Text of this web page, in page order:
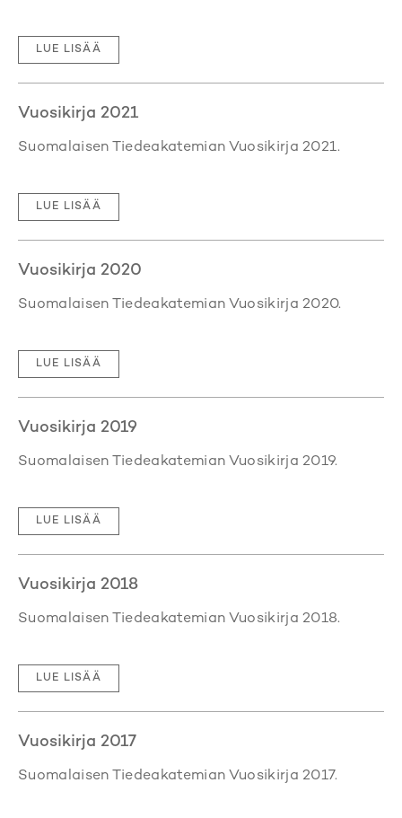
LUE LISÄÄ
Vuosikirja 2021
Suomalaisen Tiedeakatemian Vuosikirja 2021.
LUE LISÄÄ
Vuosikirja 2020
Suomalaisen Tiedeakatemian Vuosikirja 2020.
LUE LISÄÄ
Vuosikirja 2019
Suomalaisen Tiedeakatemian Vuosikirja 2019.
LUE LISÄÄ
Vuosikirja 2018
Suomalaisen Tiedeakatemian Vuosikirja 2018.
LUE LISÄÄ
Vuosikirja 2017
Suomalaisen Tiedeakatemian Vuosikirja 2017.